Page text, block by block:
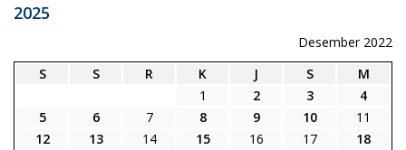
2025
Desember 2022
S
S R K J S
M
1
2 3
4
5
6 7 8 9 10
11
12
13 14 15 16 17
18